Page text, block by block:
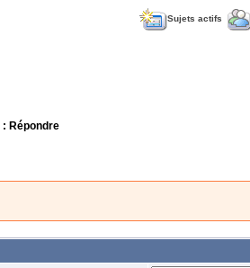
Sujets actifs
: Répondre